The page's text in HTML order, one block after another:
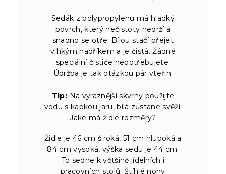
Sedák z polypropylenu má hladký
povrch, který nečistoty nedrží a
snadno se otře. Bílou stačí přejet
vlhkým hadříkem a je čistá. Žádné
speciální čističe nepotřebujete.
Údržba je tak otázkou pár vteřin.
Tip: Na výraznější skvrny použijte
vodu s kapkou jaru, bílá zůstane svěží.
Jaké má židle rozměry?
Židle je 46 cm široká, 51 cm hluboká a
84 cm vysoká, výška sedu je 44 cm.
To sedne k většině jídelních i
pracovních stolů. Štíhlé nohy